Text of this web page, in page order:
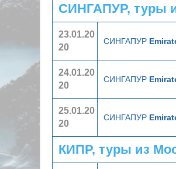
СИНГАПУР, туры
23.01.20
20
СИНГАПУР
24.01.20
20
СИНГАПУР
25.01.20
20
СИНГАПУР
КИПР, туры из